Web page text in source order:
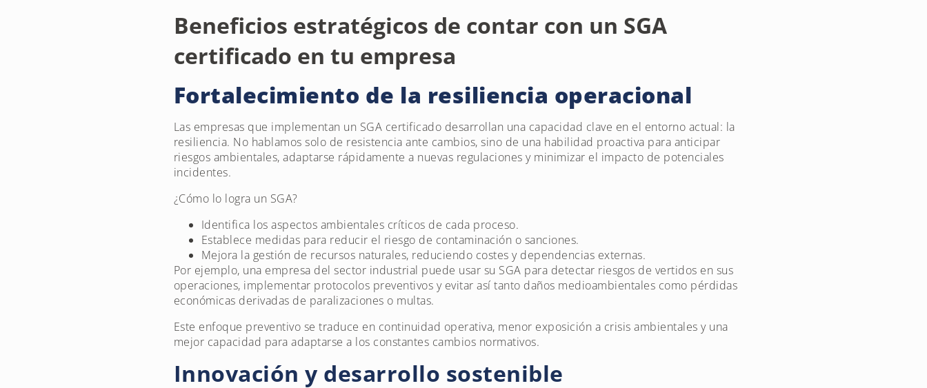
Beneficios estratégicos de contar con un SGA
certificado en tu empresa
Fortalecimiento de la resiliencia operacional
Las empresas que implementan un SGA certificado desarrollan una capacidad clave en el entorno actual: la
resiliencia. No hablamos solo de resistencia ante cambios, sino de una habilidad proactiva para anticipar
riesgos ambientales, adaptarse rápidamente a nuevas regulaciones y minimizar el impacto de potenciales
incidentes.
¿Cómo lo logra un SGA?
Identifica los aspectos ambientales críticos de cada proceso.
Establece medidas para reducir el riesgo de contaminación o sanciones.
Mejora la gestión de recursos naturales, reduciendo costes y dependencias externas.
Por ejemplo, una empresa del sector industrial puede usar su SGA para detectar riesgos de vertidos en sus
operaciones, implementar protocolos preventivos y evitar así tanto daños medioambientales como pérdidas
económicas derivadas de paralizaciones o multas.
Este enfoque preventivo se traduce en continuidad operativa, menor exposición a crisis ambientales y una
mejor capacidad para adaptarse a los constantes cambios normativos.
Innovación y desarrollo sostenible